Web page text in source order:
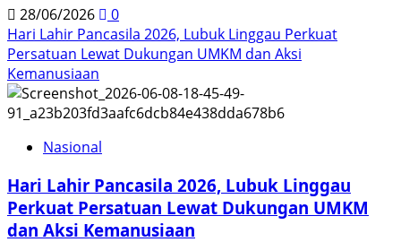
28/06/2026
0
Hari Lahir Pancasila 2026, Lubuk Linggau Perkuat
Persatuan Lewat Dukungan UMKM dan Aksi
Kemanusiaan
Nasional
Hari Lahir Pancasila 2026, Lubuk Linggau
Perkuat Persatuan Lewat Dukungan UMKM
dan Aksi Kemanusiaan